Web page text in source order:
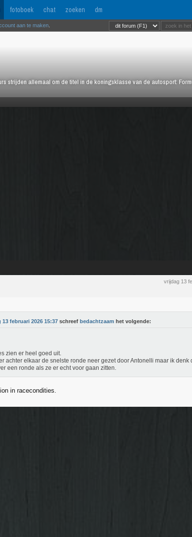
fotoboek chat zoeken dm
strijden allemaal om de titel in de koningsklasse van de autosport:
aan te maken
vrijdag 13
13 februari 2026 15:37 schreef bedachtzaam het volgende:
zien er heel goed uit.
achter elkaar de snelste ronde neer gezet door Antonelli maar ik denk
een ronde als ze er echt voor gaan zitten.
in racecondities.